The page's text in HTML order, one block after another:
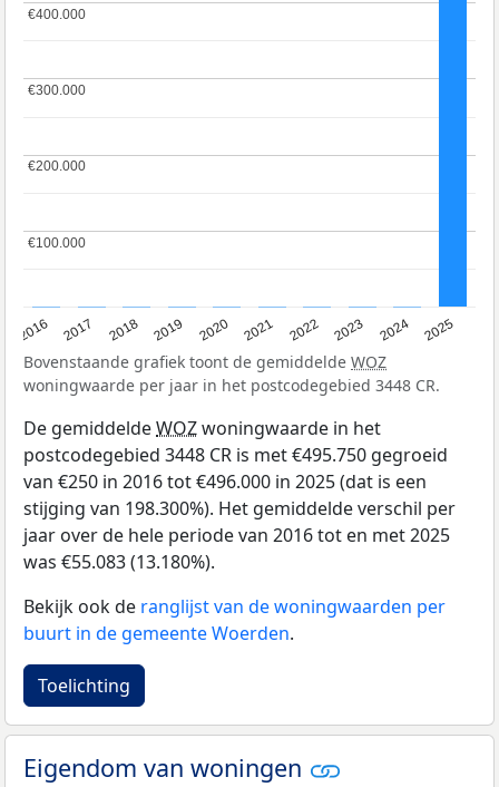
2016 2017 2018 2019 2020 2021 2022 2023 2024 2025
€100.000
€100.000
€200.000
€200.000
€300.000
€300.000
€400.000
€400.000
Bovenstaande grafiek toont de gemiddelde WOZ
woningwaarde per jaar in het postcodegebied 3448 CR.
De gemiddeldeWOZwoningwaarde in het
postcodegebied 3448 CR is met €495.750 gegroeid
van €250 in 2016 tot €496.000 in 2025 (dat is een
stijging van 198.300%). Het gemiddelde verschil per
jaar over de hele periode van 2016 tot en met 2025
was €55.083 (13.180%).
Bekijk ook de ranglijst van de woningwaarden per
buurt in de gemeente Woerden.
Toelichting
Eigendom van woningen